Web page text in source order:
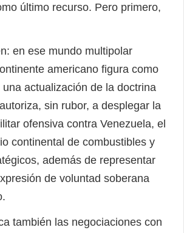
último recurso. Pero primero,
ese mundo multipolar
americano figura como
actualización de la doctrina
sin rubor, a desplegar la
ofensiva contra Venezuela, el
continental de combustibles y
además de representar
de voluntad soberana
las negociaciones con